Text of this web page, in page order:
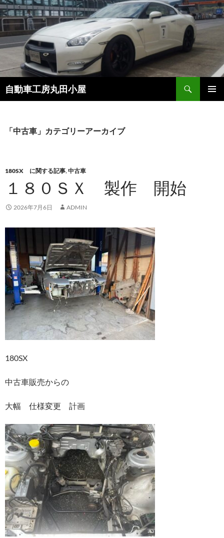
コ
ン
テ
ン
ス
キ
ッ
自動車工房丸田小屋
検
索
「中古車」カテゴリーアーカイブ
180SX に関する記事,中古車
１８０ＳＸ 製作 開始
2026年7月6日 ADMIN
180SX
中古車販売からの
大幅 仕様変更 計画